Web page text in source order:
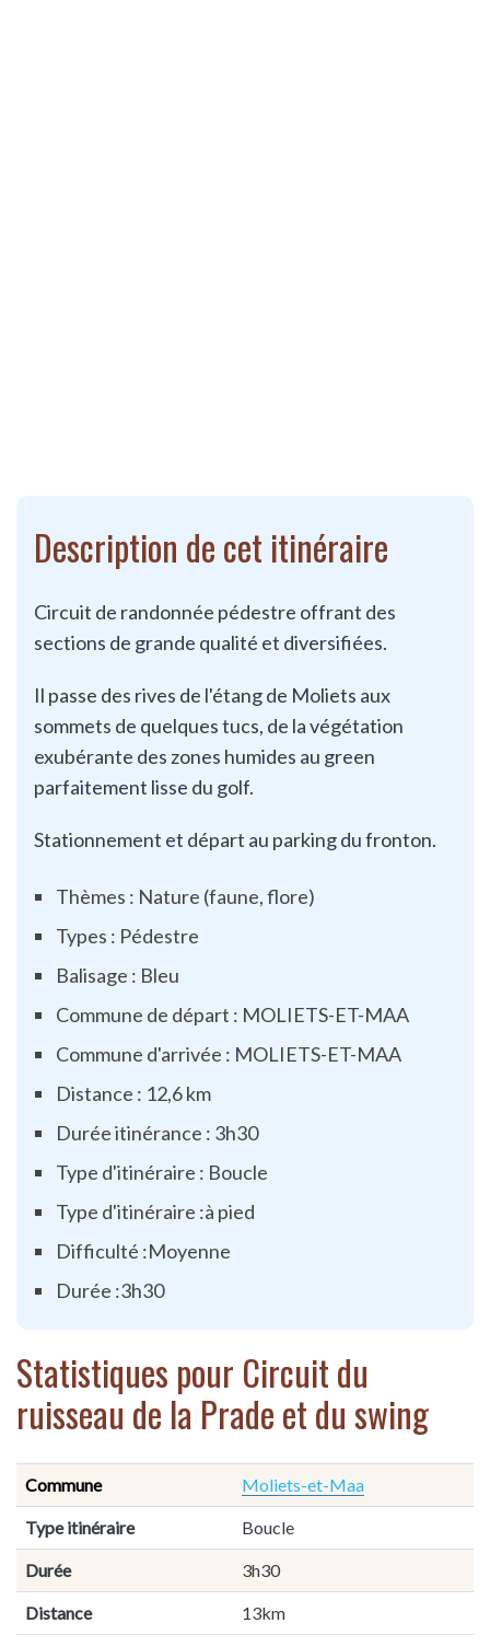
Description de cet itinéraire
Circuit de randonnée pédestre offrant des
sections de grande qualité et diversifiées.
Il passe des rives de l'étang de Moliets aux
sommets de quelques tucs, de la végétation
exubérante des zones humides au green
parfaitement lisse du golf.
Stationnement et départ au parking du fronton.
Thèmes : Nature (faune, flore)
Types : Pédestre
Balisage : Bleu
Commune de départ : MOLIETS-ET-MAA
Commune d'arrivée : MOLIETS-ET-MAA
Distance : 12,6 km
Durée itinérance : 3h30
Type d'itinéraire : Boucle
Type d'itinéraire :à pied
Difficulté :Moyenne
Durée :3h30
Statistiques pour Circuit du
ruisseau de la Prade et du swing
Commune Moliets-et-Maa
Type itinéraire Boucle
Durée 3h30
Distance 13km